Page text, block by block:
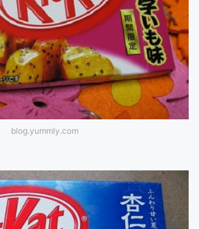
blog.yummly.com